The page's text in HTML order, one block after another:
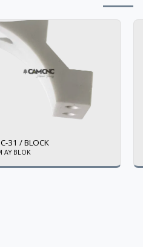
31 / BLOCK
AY BLOK